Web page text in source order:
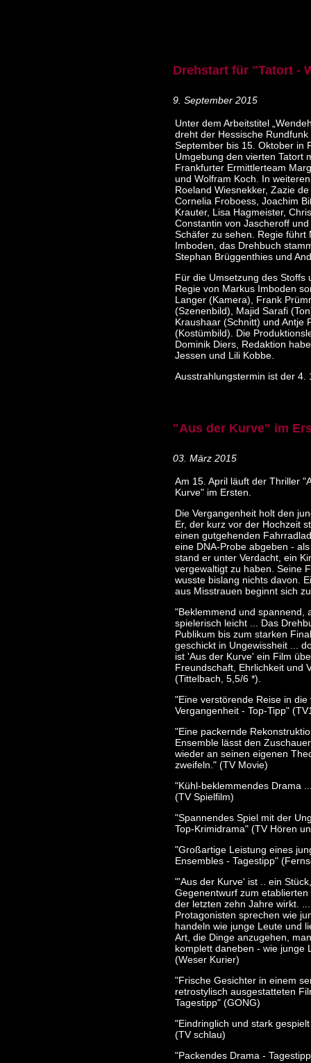
Drehstart für "Tatort -
9. September 2015
Unter dem Arbeitstitel
dreht der Hessische
September bis 15. Oktober in
Umgebung den vierten Tatort
Frankfurter Ermittlerteam
und Wolfram Koch. In
Roeland Wiesnekker, Zazie
Cornelia Froboess, Joachim
Krauter, Lisa Hagmeister,
Constantin von Jascheroff
Schäfer zu sehen. Regie führt
Imboden, das Drehbuch
Stephan Brüggenthies und
Für die Umsetzung des Stoffs
Regie von Markus Imboden
Langer (Kamera), Frank
(Szenenbild), Majid Sarafi
Kraushaar (Schnitt) und Antje
(Kostümbild). Die
Dominik Diers, Redaktion
Jessen und Lili Kobbe.
Ausstrahlungstermin ist der 4.
"Aus der Kurve" im
03. März 2015
Am 15. April läuft der Thriller
Kurve" im Ersten.
Die Vergangenheit holt den
Er, der kurz vor der Hochzeit
einen gutgehenden
eine DNA-Probe abgeben -
stand er unter Verdacht, ein
vergewaltigt zu haben. Seine
wusste bislang nichts davon.
aus Misstrauen beginnt sich
"Beklemmend und spannend,
spielerisch leicht ... Das
Publikum bis zum starken
geschickt in Ungewissheit ...
ist 'Aus der Kurve' ein Film
Freundschaft, Ehrlichkeit und
(Tittelbach, 5,5/6 *).
"Eine verstörende Reise in die
Vergangenheit - Top-Tipp"
"Eine packernde
Ensemble lässt den
wieder an seinen eigenen
zweifeln." (TV Movie)
"Kühl-beklemmendes Drama
(TV Spielfilm)
"Spannendes Spiel mit der
Top-Krimidrama" (TV Hören
"Großartige Leistung eines
Ensembles - Tagestipp"
"'Aus der Kurve' ist .. ein
Gegenentwurf zum
der letzten zehn Jahre wirkt.
Protagonisten sprechen wie
handeln wie junge Leute und
Art, die Dinge anzugehen,
komplett daneben - wie junge
(Weser Kurier)
"Frische Gesichter in einem
retrostylisch ausgestatteten
Tagestipp" (GONG)
"Eindringlich und stark
(TV schlau)
"Packendes Drama -